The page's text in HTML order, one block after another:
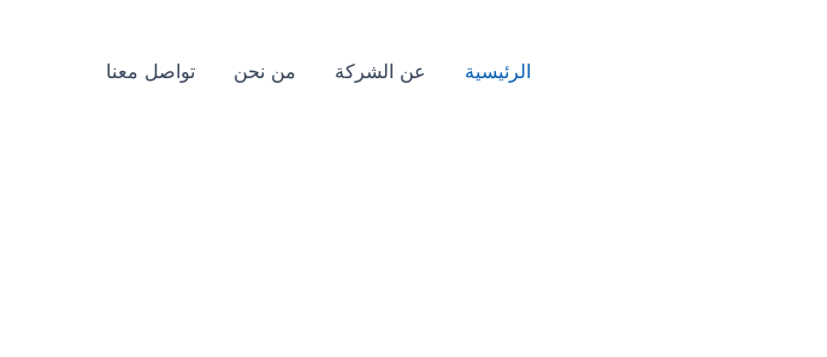
الرئيسية عن الشركة من نحن تواصل معنا